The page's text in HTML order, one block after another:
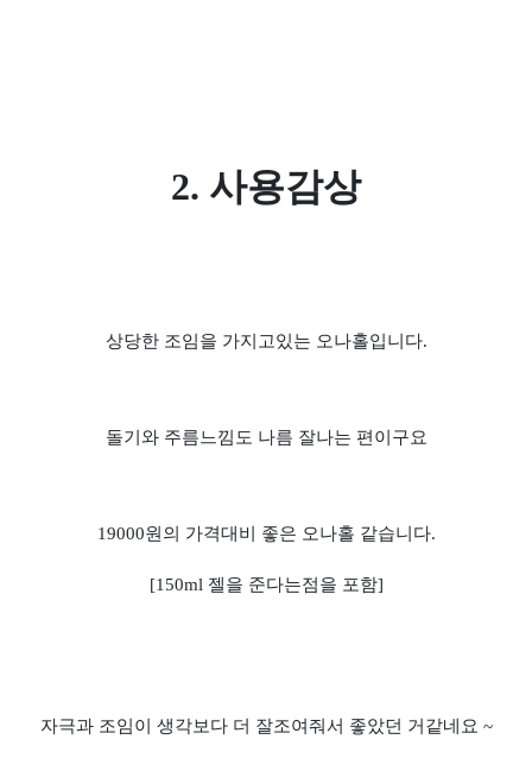
2. 사용감상
상당한 조임을 가지고있는 오나홀입니다.
돌기와 주름느낌도 나름 잘나는 편이구요
19000원의 가격대비 좋은 오나홀 같습니다.
[150ml 젤을 준다는점을 포함]
자극과 조임이 생각보다 더 잘조여줘서 좋았던 거같네요 ~